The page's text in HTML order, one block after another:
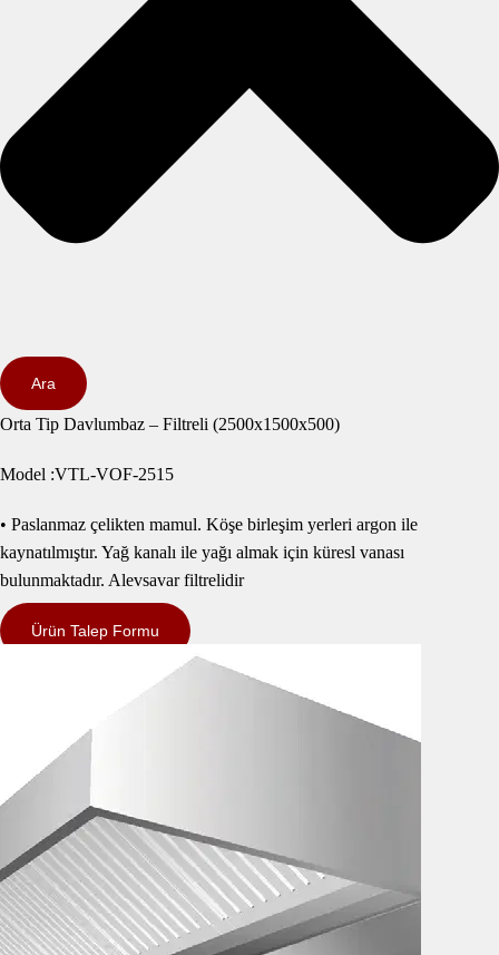
Ara
Orta Tip Davlumbaz – Filtreli (2500x1500x500)
Model :VTL-VOF-2515
• Paslanmaz çelikten mamul. Köşe birleşim yerleri argon ile
kaynatılmıştır. Yağ kanalı ile yağı almak için küresl vanası
bulunmaktadır. Alevsavar filtrelidir
Ürün Talep Formu